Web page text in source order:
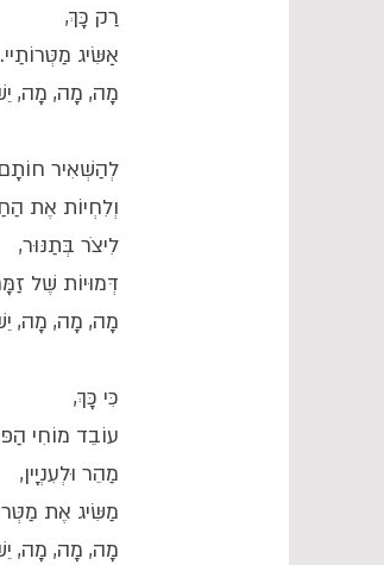
רַק כָּךְ,
אַשִּׂיג מַטְּרוֹתַיי.
מָה, מָה, מָה,
לְהַשְׁאִיר
וְלִחְיוֹת אֶת
לִיצֹר בְּתַנּוּר,
דְּמוּיוֹת שֶׁל
מָה, מָה, מָה,
כִּי כָּךְ,
עוֹבֵד מוֹחִי
מַהֵר וּלְעִנְיָין,
מַשִּׂיג אֶת
מָה, מָה, מָה,